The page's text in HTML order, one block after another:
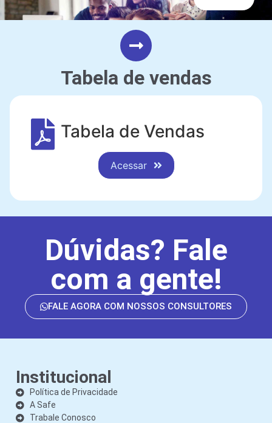
Tabela de vendas
Tabela de Vendas
Acessar
Dúvidas? Fale
com a gente!
FALE AGORA COM NOSSOS CONSULTORES
Institucional
Política de Privacidade
A Safe
Trabale Conosco